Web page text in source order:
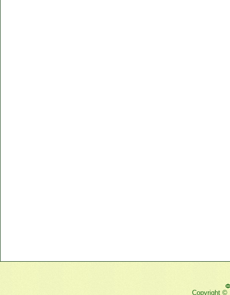
Copyright ©